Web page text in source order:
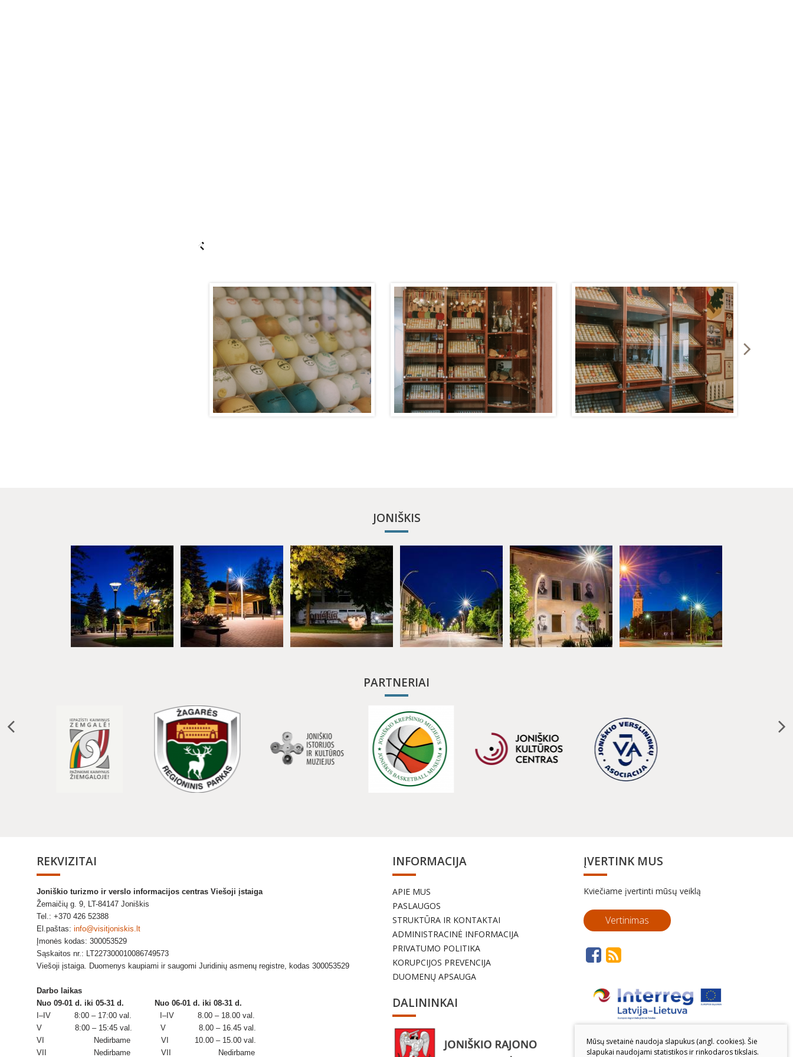
JONIŠKIS
PARTNERIAI
REKVIZITAI
Joniškio turizmo ir verslo informacijos centras Viešoji įstaiga
Žemaičių g. 9, LT-84147 Joniškis
Tel.: +370 426 52388
El.paštas: info@visitjoniskis.lt
Įmonės kodas: 300053529
Sąskaitos nr.: LT227300010086749573
Viešoji įstaiga. Duomenys kaupiami ir saugomi Juridinių asmenų registre, kodas 300053529
Darbo laikas
Nuo 09-01 d. iki 05-31 d.
Nuo 06-01 d. iki 08-31 d.
I–IV 8:00 – 17:00 val. I–IV 8.00 – 18.00 val.
V 8:00 – 15:45 val. V 8.00 – 16.45 val.
VI Nedirbame VI 10.00 – 15.00 val.
VII Nedirbame VII Nedirbame
INFORMACIJA
APIE MUS
PASLAUGOS
STRUKTŪRA IR KONTAKTAI
ADMINISTRACINĖ INFORMACIJA
PRIVATUMO POLITIKA
KORUPCIJOS PREVENCIJA
DUOMENŲ APSAUGA
DALININKAI
ĮVERTINK MUS
Kviečiame įvertinti mūsų veiklą
Vertinimas
Mūsų svetainė naudoja slapukus (angl. cookies). Šie
slapukai naudojami statistikos ir rinkodaros tikslais.